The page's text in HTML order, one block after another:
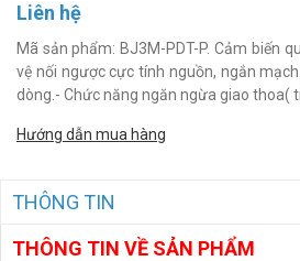
Liên hệ
Mã sản phẩm: BJ3M-PDT-P. Cảm biến quang BJ có sẵn mạch bảo
vệ nối ngược cực tính nguồn, ngắn
dòng.- Chức năng ngăn ngừa giao thoa(
Hướng dẫn mua hàng
THÔNG TIN
THÔNG TIN VỀ SẢN PHẨM